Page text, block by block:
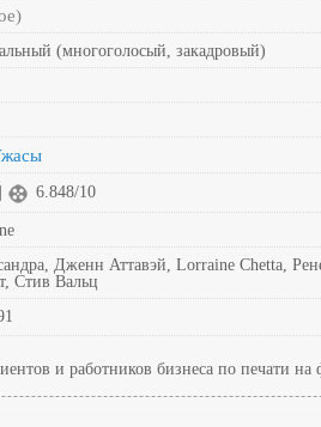
(многоголосый, закадровый)
6.848/10
Дженн Аттавэй, Lorraine Chetta,
Стив Вальц
и работников бизнеса по печати на